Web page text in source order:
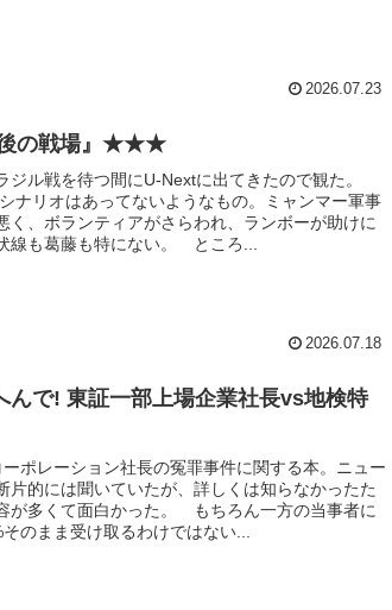
2026.07.23
後の戦場』★★★
ジル戦を待つ間にU-Nextに出てきたので観た。
ナリオはあってないようなもの。ミャンマー軍事
く、ボランティアがさらわれ、ランボーが助けに
線も葛藤も特にない。 ところ...
2026.07.18
んで! 東証一部上場企業社長vs地検特
ポレーション社長の冤罪事件に関する本。ニュー
片的には聞いていたが、詳しくは知らなかったた
が多くて面白かった。 もちろん一方の当事者に
のまま受け取るわけではない...